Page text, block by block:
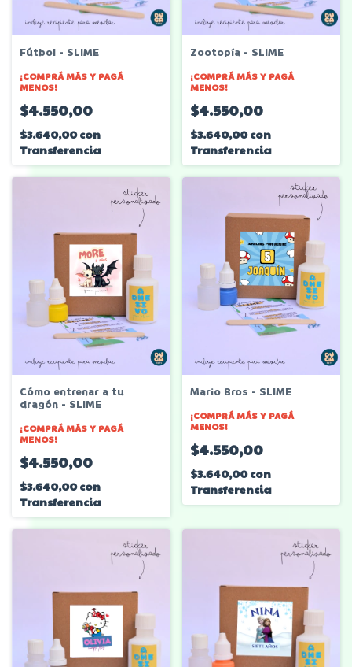
Fútbol - SLIME
¡COMPRÁ MÁS Y PAGÁ
MENOS!
$4.550,00
$3.640,00con
Transferencia
Zootopía - SLIME
¡COMPRÁ MÁS Y PAGÁ
MENOS!
$4.550,00
$3.640,00con
Transferencia
Cómo entrenar a tu
dragón - SLIME
¡COMPRÁ MÁS Y PAGÁ
MENOS!
$4.550,00
$3.640,00con
Transferencia
Mario Bros - SLIME
¡COMPRÁ MÁS Y PAGÁ
MENOS!
$4.550,00
$3.640,00con
Transferencia